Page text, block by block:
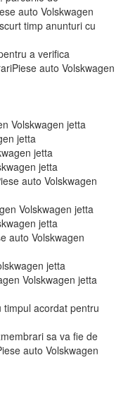
auto Volskwagen
timp anunturi cu
a verifica
auto Volskwagen
Volskwagen jetta
jetta
jetta
jetta
auto Volskwagen
Volskwagen jetta
jetta
auto Volskwagen
jetta
Volskwagen jetta
acordat pentru
sa va fie de
auto Volskwagen